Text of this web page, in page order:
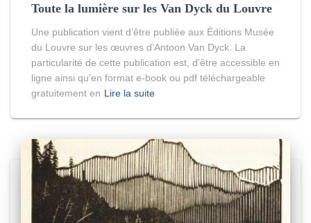
Toute la lumière sur les Van Dyck du Louvre
Une publication vient d’être publiée aux Éditions Musée
du Louvre sur les œuvres d’Antoon Van Dyck. La
particularité de cette publication est, d’être accessible en
ligne ainsi qu’en format e-book ou pdf téléchargeable
gratuitement en Lire la suite